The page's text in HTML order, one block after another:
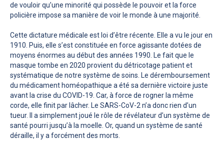
de vouloir qu’une minorité qui possède le pouvoir et la force
policière impose sa manière de voir le monde à une majorité.
Cette dictature médicale est loi d’être récente. Elle a vu le jour en
1910. Puis, elle s’est constituée en force agissante dotées de
moyens énormes au début des années 1990. Le fait que le
masque tombe en 2020 provient du détricotage patient et
systématique de notre système de soins. Le déremboursement
du médicament homéopathique a été sa dernière victoire juste
avant la crise du COVID-19. Car, à force de rogner la même
corde, elle finit par lâcher. Le SARS-CoV-2 n’a donc rien d’un
tueur. Il a simplement joué le rôle de révélateur d’un système de
santé pourri jusqu’à la moelle. Or, quand un système de santé
déraille, il y a forcément des morts.